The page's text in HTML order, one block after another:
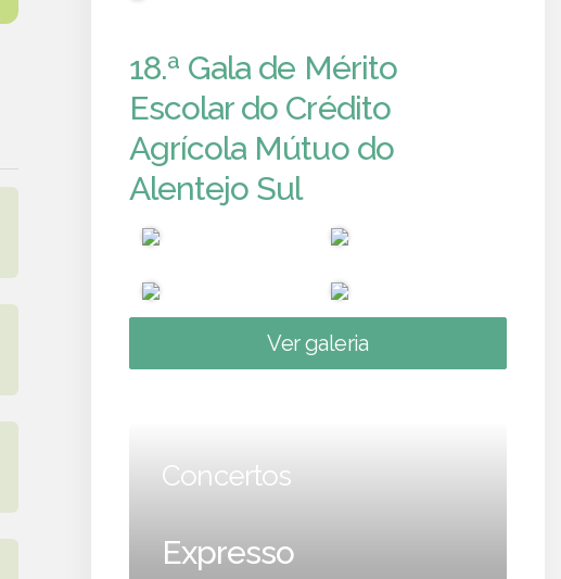
18.ª Gala de Mérito
Escolar do Crédito
Agrícola Mútuo do
Alentejo Sul
Ver galeria
Concertos
Expresso